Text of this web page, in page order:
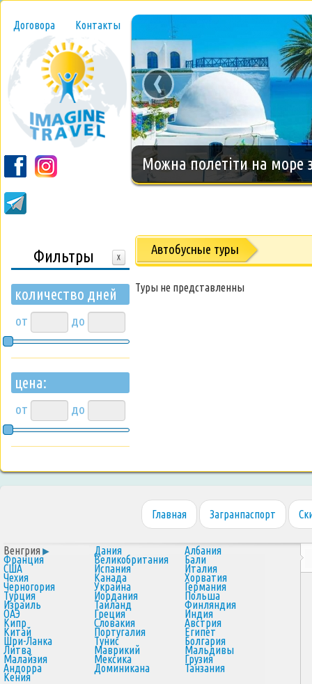
Договора Контакты
Новогодний тур на
‹
Фильтры X
количество дней
от до
цена:
от до
Автобусные туры
Туры не представленны
Главная Загранпаспорт
Венгрия Дания Албания
Франция Великобритания Бали
США Испания Италия
Чехия Канада Хорватия
Черногория Украина Германия
Турция Иордания Польша
Израиль Таиланд Финляндия
ОАЭ Греция Индия
Кипр Словакия Австрия
Китай Португалия Египет
Шри-Ланка Тунис Болгария
Литва Маврикий Мальдивы
Малайзия Мексика Грузия
Андорра Доминикана Танзания
Кения